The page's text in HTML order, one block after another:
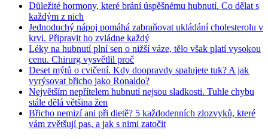
Důležité hormony, které brání úspěšnému hubnutí. Co dělat s
každým z nich
Jednoduchý nápoj pomáhá zabraňovat ukládání cholesterolu v
krvi. Připravit ho zvládne každý
Léky na hubnutí plní sen o nižší váze, tělo však platí vysokou
cenu. Chirurg vysvětlil proč
Deset mýtů o cvičení. Kdy doopravdy spalujete tuk? A jak
vyrýsovat břicho jako Ronaldo?
Největším nepřítelem hubnutí nejsou sladkosti. Tuhle chybu
stále dělá většina žen
Břicho nemizí ani při dietě? 5 každodenních zlozvyků, které
vám zvětšují pas, a jak s nimi zatočit